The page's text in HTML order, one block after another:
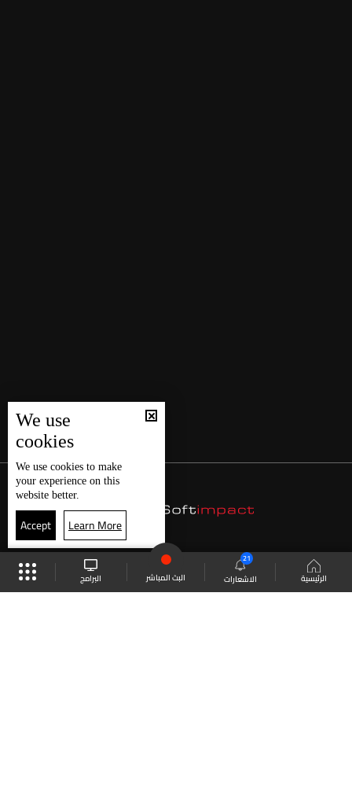
الرئيسية الاشعارات
21
البث المباشر البرامج
We use
cookies
We use cookies to make
your experience on this
website better.
Accept Learn More
موقع البرامج الجدول البث المباشر